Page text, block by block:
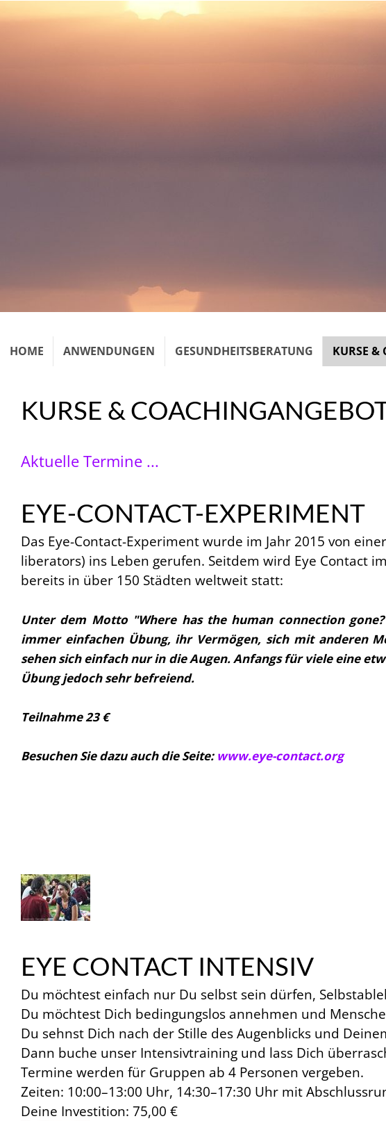
HOME ANWENDUNGEN GESUNDHEITSBERATUNG KURSE &
KURSE &
Aktuelle Termine ...
EYE-CONTACT-EXPERIMENT
Das Eye-Contact-Experiment wurde im Jahr 2015 von
liberators) ins Leben gerufen. Seitdem wird Eye Contact
bereits in über 150 Städten weltweit statt:
Unter dem Motto "Where has the human connection
immer einfachen Übung, ihr Vermögen, sich mit anderen
sehen sich einfach nur in die Augen. Anfangs für viele eine
Übung jedoch sehr befreiend.
Teilnahme 23 €
Besuchen Sie dazu auch die Seite: www.eye-contact.org
EYE CONTACT INTENSIV
Du möchtest einfach nur Du selbst sein dürfen,
Du möchtest Dich bedingungslos annehmen und
Du sehnst Dich nach der Stille des Augenblicks und
Dann buche unser Intensivtraining und lass Dich
Termine werden für Gruppen ab 4 Personen vergeben.
Zeiten: 10:00–13:00 Uhr, 14:30–17:30 Uhr mit
Deine Investition: 75,00 €